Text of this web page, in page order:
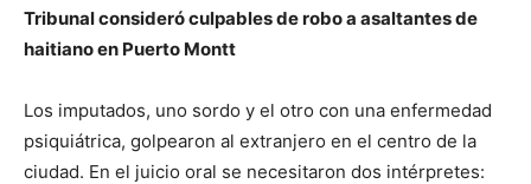
Tribunal consideró culpables de robo a asaltantes de
haitiano en Puerto Montt
Los imputados, uno sordo y el otro con una enfermedad
psiquiátrica, golpearon al extranjero en el centro de la
ciudad. En el juicio oral se necesitaron dos intérpretes: